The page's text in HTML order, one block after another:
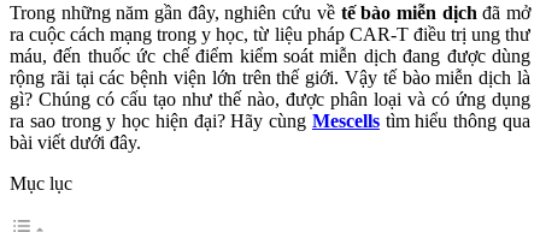
Trong những năm gần đây, nghiên cứu về tế bào miễn dịch đã mở
ra cuộc cách mạng trong y học, từ liệu pháp CAR-T điều trị ung thư
máu, đến thuốc ức chế điểm kiểm soát miễn dịch đang được dùng
rộng rãi tại các bệnh viện lớn trên thế giới. Vậy tế bào miễn dịch là
gì? Chúng có cấu tạo như thế nào, được phân loại và có ứng dụng
ra sao trong y học hiện đại? Hãy cùng Mescellstìm hiểu thông qua
bài viết dưới đây.
Mục lục